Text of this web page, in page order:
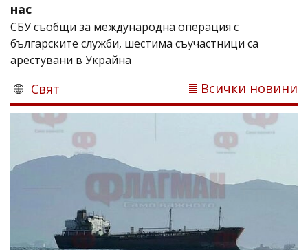
нас
СБУ съобщи за международна операция с
българските служби, шестима съучастници са
арестувани в Украйна
Свят Всички новини